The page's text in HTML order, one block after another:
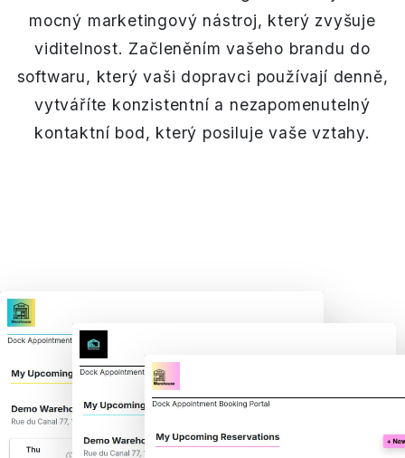
mocný marketingový nástroj, který zvyšuje
viditelnost. Začleněním vašeho brandu do
softwaru, který vaši dopravci používají denně,
vytváříte konzistentní a nezapomenutelný
kontaktní bod, který posiluje vaše vztahy.